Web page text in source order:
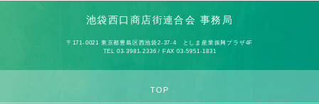
池袋西口商店街連合会 事務局
〒171-0021 東京都豊島区西池袋2-37-4 としま産業振興プラザ4F
TEL 03-3981-2336 / FAX 03-5951-1831
TOP